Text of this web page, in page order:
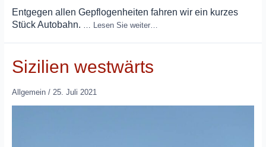
Entgegen allen Gepflogenheiten fahren wir ein kurzes
Stück Autobahn.
Lesen Sie weiter…
Sizilien westwärts
Allgemein/ 25. Juli 2021